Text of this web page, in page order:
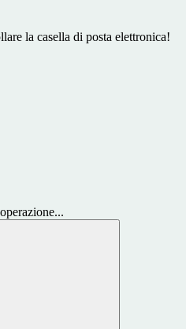
la casella di posta elettronica!